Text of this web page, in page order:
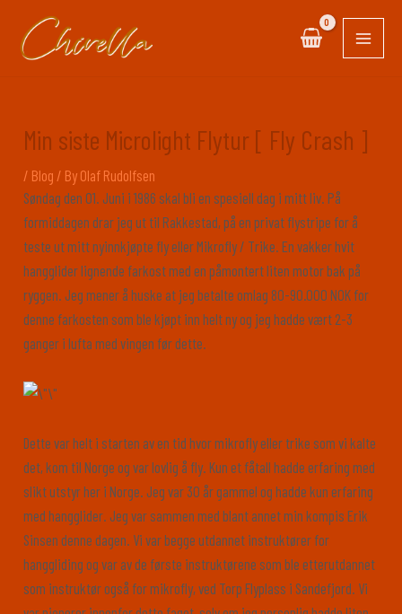
content
MAIN
Min siste Microlight Flytur [ Fly Crash ]
/ Blog / By Olaf Rudolfsen
Søndag den 01. Juni i 1986 skal bli en spesiell dag i mitt liv. På
formiddagen drar jeg ut til Rakkestad, på en privat flystripe for å
teste ut mitt nyinnkjøpte fly eller Mikrofly / Trike. En vakker hvit
hangglider lignende farkost med en påmontert liten motor bak på
ryggen. Jeg mener å huske at jeg betalte omlag 80-90.000 NOK for
denne farkosten som ble kjøpt inn helt ny og jeg hadde vært 2-3
ganger i lufta med vingen før dette.
Dette var helt i starten av en tid hvor mikrofly eller trike som vi kalte
det, kom til Norge og var lovlig å fly. Kun et fåtall hadde erfaring med
slikt utstyr her i Norge. Jeg var 30 år gammel og hadde kun erfaring
med hangglider. Jeg var sammen med blant annet min kompis Erik
Sinsen denne dagen. Vi var begge utdannet instruktører for
hanggliding og var av de første instruktørene som ble etterutdannet
som instruktør også for mikrofly, ved Torp Flyplass i Sandefjord. Vi
navigation